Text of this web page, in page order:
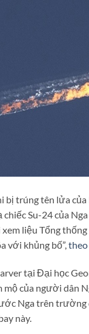
bị trúng tên lửa
Su-24 của
liệu Tổng
với khủng bố”,theo
tại Đại học
mộ của người dân
Nga trên
này.